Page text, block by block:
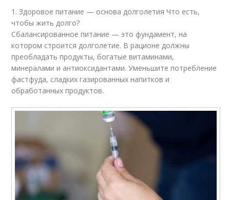
1. Здоровое питание — основа долголетия Что есть,
чтобы жить долго?
Сбалансированное питание — это фундамент, на
котором строится долголетие. В рационе должны
преобладать продукты, богатые витаминами,
минералами и антиоксидантами. Уменьшите потребление
фастфуда, сладких газированных напитков и
обработанных продуктов.